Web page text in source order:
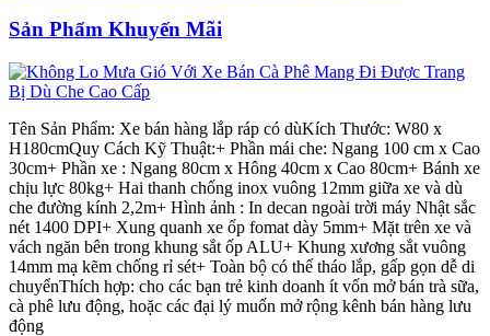
Sản Phẩm Khuyến Mãi
Tên Sản Phẩm: Xe bán hàng lắp ráp có dùKích Thước: W80 x
H180cmQuy Cách Kỹ Thuật:+ Phần mái che: Ngang 100 cm x Cao
30cm+ Phần xe : Ngang 80cm x Hông 40cm x Cao 80cm+ Bánh xe
chịu lực 80kg+ Hai thanh chống inox vuông 12mm giữa xe và dù
che đường kính 2,2m+ Hình ảnh : In decan ngoài trời máy Nhật sắc
nét 1400 DPI+ Xung quanh xe ốp fomat dày 5mm+ Mặt trên xe và
vách ngăn bên trong khung sắt ốp ALU+ Khung xương sắt vuông
14mm mạ kẽm chống rỉ sét+ Toàn bộ có thể tháo lắp, gấp gọn dễ di
chuyểnThích hợp: cho các bạn trẻ kinh doanh ít vốn mở bán trà sữa,
cà phê lưu động, hoặc các đại lý muốn mở rộng kênh bán hàng lưu
động